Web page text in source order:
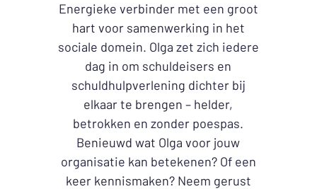
Energieke verbinder met een groot
hart voor samenwerking in het
sociale domein. Olga zet zich iedere
dag in om schuldeisers en
schuldhulpverlening dichter bij
elkaar te brengen – helder,
betrokken en zonder poespas.
Benieuwd wat Olga voor jouw
organisatie kan betekenen? Of een
keer kennismaken? Neem gerust